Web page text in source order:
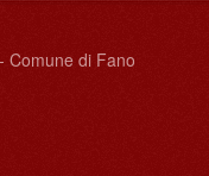
Comune di Fano